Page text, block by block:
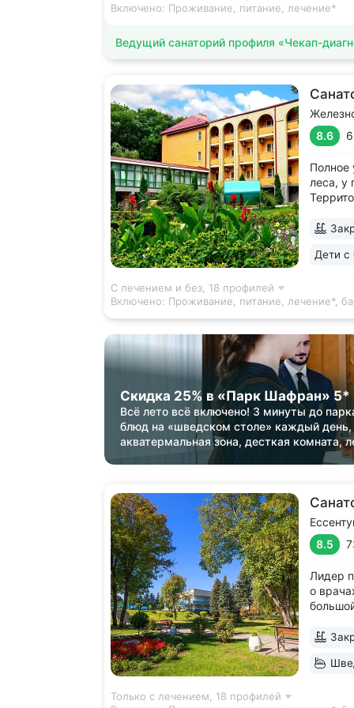
Включено: Проживание, питание, лечение*
Ведущий санаторий профиля «Чекап-
8.6
Полное
леса, у
и
Дети с
С лечением и без, 18 профилей
Включено: Проживание, питание, лечение*,
Скидка 25% в «Парк Шафран» 5*
Всё лето всё включено! 3 минуты до
блюд на «шведском столе» каждый день,
акватермальная зона, десткая комната,
8.5
Лидер
о
Только с лечением,
18 профилей